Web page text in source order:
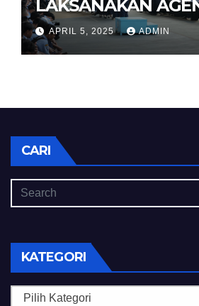
LAKSANAKAN
HALAL BIHALAL
APRIL 5, 2025 ADMIN
CARI
KATEGORI
Kategori